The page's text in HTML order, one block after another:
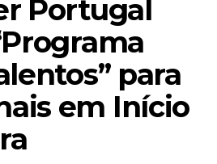
Portugal
para
em Início